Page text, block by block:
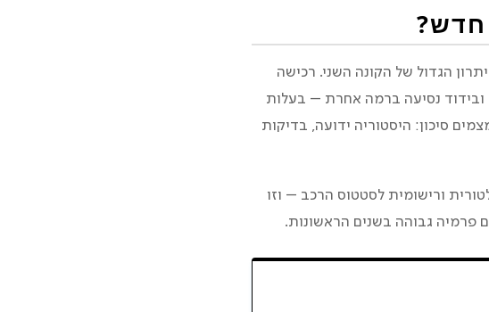
חדש?
הגדול של הקונה השני. רכישה
נסיעה ברמה אחרת – בעלות
סיכון: היסטוריה ידועה, בדיקות
ורישומית לסטטוס הרכב – וזו
פרמיה גבוהה בשנים הראשונות.